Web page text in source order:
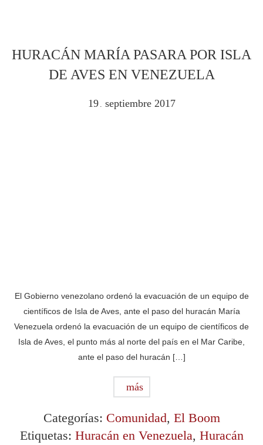
HURACÁN MARÍA PASARA POR ISLA
DE AVES EN VENEZUELA
19 . septiembre 2017
El Gobierno venezolano ordenó la evacuación de un equipo de
científicos de Isla de Aves, ante el paso del huracán María
Venezuela ordenó la evacuación de un equipo de científicos de
Isla de Aves, el punto más al norte del país en el Mar Caribe,
ante el paso del huracán […]
más
Categorías: Comunidad, El Boom
Etiquetas: Huracán en Venezuela, Huracán